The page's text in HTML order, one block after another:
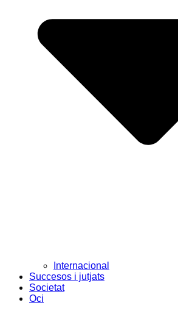
Internacional
Succesos i jutjats
Societat
Oci